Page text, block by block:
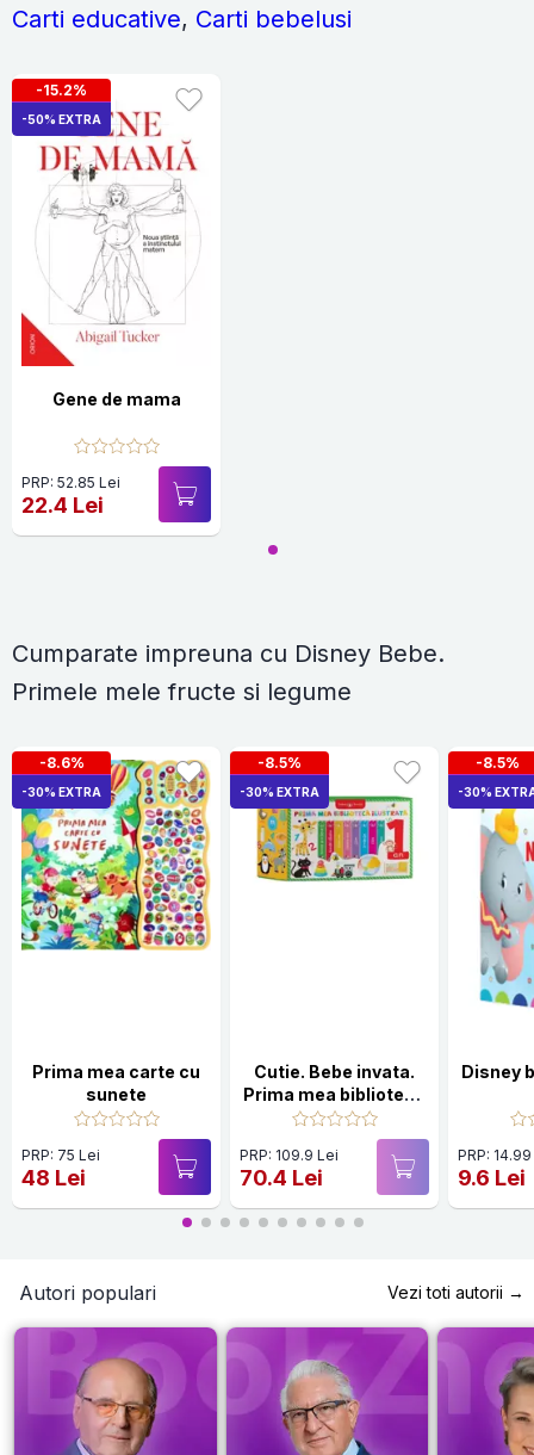
Carti educative, Carti bebelusi
-15.2%
-50% EXTRA
Gene de mama
PRP: 52.85 Lei
22.4 Lei
Cumparate impreuna cu Disney Bebe.
Primele mele fructe si legume
-8.6%
-30% EXTRA
Prima mea carte cu
sunete
PRP: 75 Lei
48 Lei
-8.5%
-30% EXTRA
Cutie. Bebe invata.
Prima mea biblioteca
ilustrata la 1 an (8
PRP: 109.9 Lei
70.4 Lei
-8.5%
-30%
Disney
PRP:
9.6 Lei
Autori populari Vezi toti autorii →